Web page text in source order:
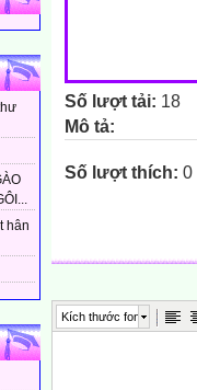
hân
Số lượt tải: 18
Mô tả:
Số lượt thích: 0
Kích thước font